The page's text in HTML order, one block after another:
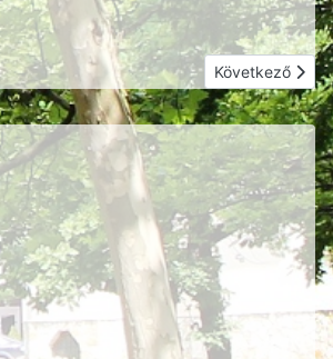
Következő cikk:
Következő